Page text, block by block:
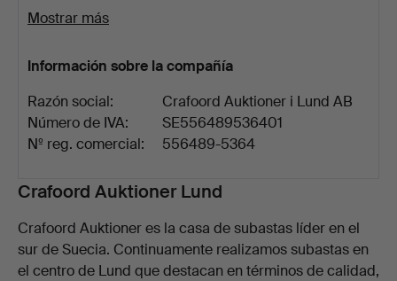
Mostrar más
Información sobre la compañía
Razón social:
Crafoord Auktioner i Lund AB
Número de IVA:
SE556489536401
Nº reg. comercial:
556489-5364
Descripción
Crafoord Auktioner Lund
Crafoord Auktioner es la casa de subastas líder en el
sur de Suecia. Continuamente realizamos subastas en
el centro de Lund que destacan en términos de calidad,